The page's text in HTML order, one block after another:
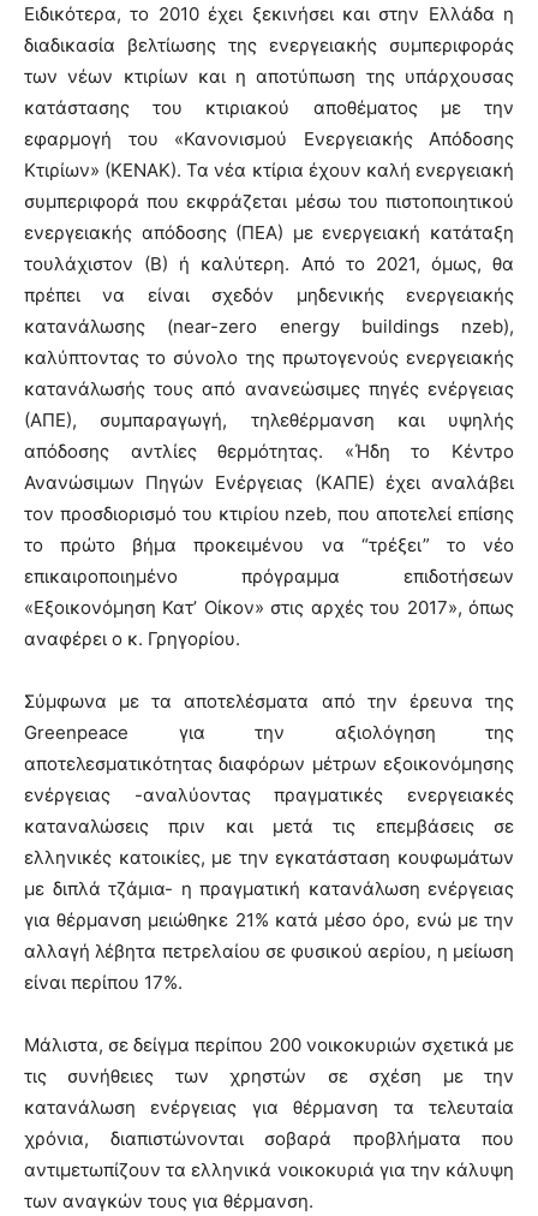
Ειδικότερα, το 2010 έχει ξεκινήσει και στην Ελλάδα η
διαδικασία βελτίωσης της ενεργειακής συμπεριφοράς
των νέων κτιρίων και η αποτύπωση της υπάρχουσας
κατάστασης του κτιριακού αποθέματος με την
εφαρμογή του «Κανονισμού Ενεργειακής Απόδοσης
Κτιρίων» (ΚΕΝΑΚ). Τα νέα κτίρια έχουν καλή ενεργειακή
συμπεριφορά που εκφράζεται μέσω του πιστοποιητικού
ενεργειακής απόδοσης (ΠΕΑ) με ενεργειακή κατάταξη
τουλάχιστον (Β) ή καλύτερη. Από το 2021, όμως, θα
πρέπει να είναι σχεδόν μηδενικής ενεργειακής
κατανάλωσης (near-zero energy buildings nzeb),
καλύπτοντας το σύνολο της πρωτογενούς ενεργειακής
κατανάλωσής τους από ανανεώσιμες πηγές ενέργειας
(ΑΠΕ), συμπαραγωγή, τηλεθέρμανση και υψηλής
απόδοσης αντλίες θερμότητας. «Ήδη το Κέντρο
Ανανώσιμων Πηγών Ενέργειας (ΚΑΠΕ) έχει αναλάβει
τον προσδιορισμό του κτιρίου nzeb, που αποτελεί επίσης
το πρώτο βήμα προκειμένου να “τρέξει” το νέο
επικαιροποιημένο πρόγραμμα επιδοτήσεων
«Εξοικονόμηση Κατ’ Οίκον» στις αρχές του 2017», όπως
αναφέρει ο κ. Γρηγορίου.
Σύμφωνα με τα αποτελέσματα από την έρευνα της
Greenpeace για την αξιολόγηση της
αποτελεσματικότητας διαφόρων μέτρων εξοικονόμησης
ενέργειας -αναλύοντας πραγματικές ενεργειακές
καταναλώσεις πριν και μετά τις επεμβάσεις σε
ελληνικές κατοικίες, με την εγκατάσταση κουφωμάτων
με διπλά τζάμια- η πραγματική κατανάλωση ενέργειας
για θέρμανση μειώθηκε 21% κατά μέσο όρο, ενώ με την
αλλαγή λέβητα πετρελαίου σε φυσικού αερίου, η μείωση
είναι περίπου 17%.
Μάλιστα, σε δείγμα περίπου 200 νοικοκυριών σχετικά με
τις συνήθειες των χρηστών σε σχέση με την
κατανάλωση ενέργειας για θέρμανση τα τελευταία
χρόνια, διαπιστώνονται σοβαρά προβλήματα που
αντιμετωπίζουν τα ελληνικά νοικοκυριά για την κάλυψη
των αναγκών τους για θέρμανση.